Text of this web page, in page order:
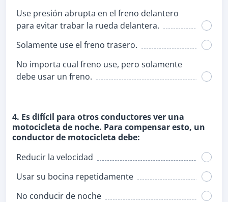
Use presión abrupta en el freno delantero
para evitar trabar la rueda delantera.
Solamente use el freno trasero.
No importa cual freno use, pero solamente
debe usar un freno.
4. Es difícil para otros conductores ver una
motocicleta de noche. Para compensar esto, un
conductor de motocicleta debe:
Reducir la velocidad
Usar su bocina repetidamente
No conducir de noche